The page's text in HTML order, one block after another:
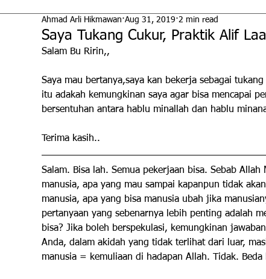
Saya Tukang Cukur, Praktik Alif
Ahmad Arli Hikmawan Aug 31, 2019 2 min read
Salam Bu Ririn,,
Saya mau bertanya,saya kan bekerja sebagai
itu adakah kemungkinan saya agar bisa mencapai
bersentuhan antara hablu minallah dan hablu
Terima kasih..
Salam. Bisa lah. Semua pekerjaan bisa. Sebab
manusia, apa yang mau sampai kapanpun tidak
manusia, apa yang bisa manusia ubah jika
pertanyaan yang sebenarnya lebih penting adalah
bisa? Jika boleh berspekulasi, kemungkinan
Anda, dalam akidah yang tidak terlihat dari luar,
manusia = kemuliaan di hadapan Allah. Tidak. Beda